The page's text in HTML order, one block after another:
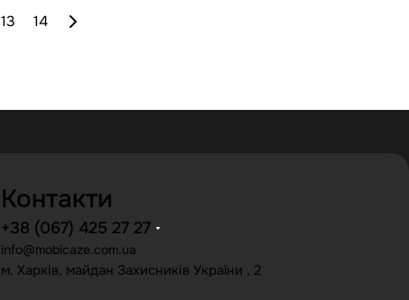
13 14
Контакти
+38 (067) 425 27 27
info@mobicaze.com.ua
м. Харків, майдан Захисників України , 2